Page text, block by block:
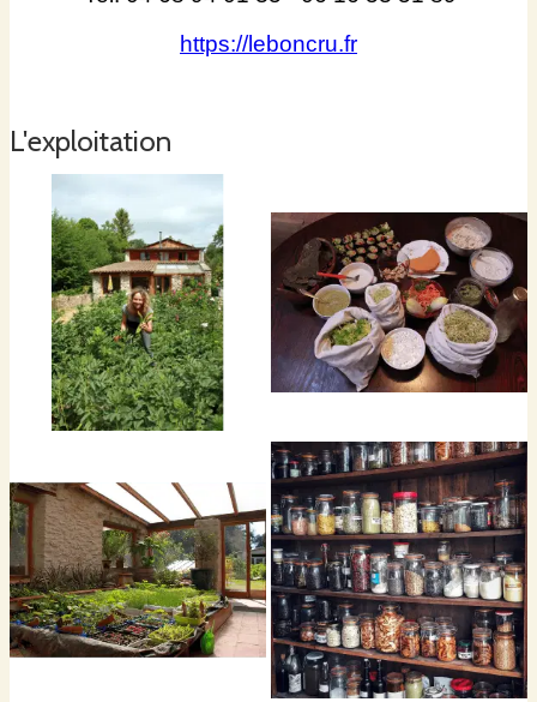
La déshydratation à basses températures
Utilisée pour la confection des Crackers du jardin
(légumes de saison et graines de lin germées) sans
DLC : 6 mois à l’abri de l’humidité et des p’tits insectes
indésirables (comme pour un biscuit sec)
Conseil de conservation : Un bocal en verre avec le joint
en caoutchouc : C’est joué pour 6 mois d’utilisation
craquante
Les produits de
Références Conseils de
Le Pesto d'ail des ours Au frais
Les crackers végétaux crus
Conservation au sec, à l'abri
des nuisibles, comme un
https://leboncru.fr
L'exploitation